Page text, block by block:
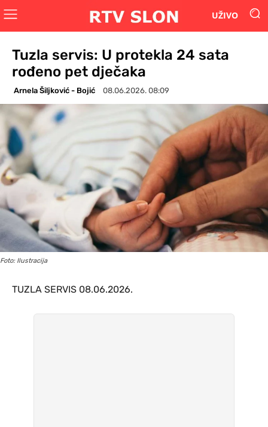
UŽIVO
Tuzla servis: U protekla 24 sata
rođeno pet dječaka
Arnela Šiljković - Bojić 08.06.2026. 08:09
Foto: Ilustracija
TUZLA SERVIS 08.06.2026.